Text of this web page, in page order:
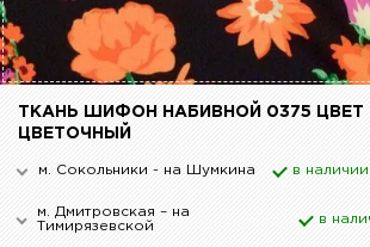
ТКАНЬ ШИФОН НАБИВНОЙ 0375 ЦВЕТ
ЦВЕТОЧНЫЙ
м. Сокольники - на Шумкина в наличии
м. Дмитровская – на
Тимирязевской
в